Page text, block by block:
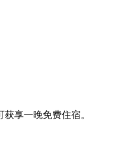
享一晚免费住宿。